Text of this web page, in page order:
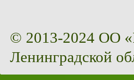
© 2013-2024 ОО
Ленинградской